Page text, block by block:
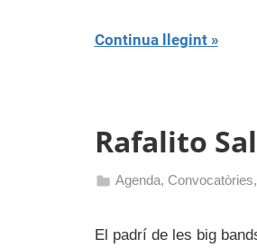
Continua llegint
Rafalito
de
Agenda, Convocatòries,
El padrí de les big